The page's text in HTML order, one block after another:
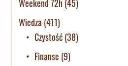
Weekend 72h(45)
Wiedza (411)
Czystość(38)
Finanse (9)